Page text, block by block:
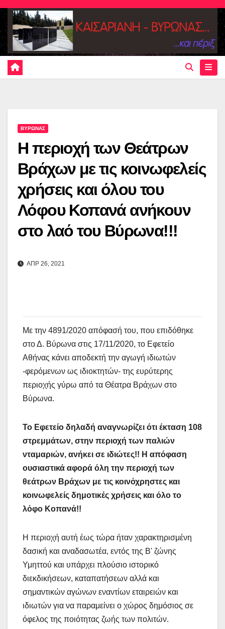
Skip
content
ΒΥΡΩΝΑΣ
Η περιοχή των Θεάτρων
Βράχων με τις κοινωφελείς
χρήσεις και όλου του
Λόφου Κοπανά ανήκουν
στο λαό του Βύρωνα!!!
ΑΠΡ 26, 2021
Με την 4891/2020 απόφασή του, που επιδόθηκε
στο Δ. Βύρωνα στις 17/11/2020, το Εφετείο
Αθήνας κάνει αποδεκτή την αγωγή ιδιωτών
-φερόμενων ως ιδιοκτητών- της ευρύτερης
περιοχής γύρω από τα Θέατρα Βράχων στο
Βύρωνα.
Το Εφετείο δηλαδή αναγνωρίζει ότι έκταση 108
στρεμμάτων, στην περιοχή των παλιών
νταμαριών, ανήκει σε ιδιώτες!! Η απόφαση
ουσιαστικά αφορά όλη την περιοχή των
θεάτρων Βράχων με τις κοινόχρηστες και
κοινωφελείς δημοτικές χρήσεις και όλο το
λόφο Κοπανά!!
Η περιοχή αυτή έως τώρα ήταν χαρακτηρισμένη
δασική και αναδασωτέα, εντός της Β' ζώνης
Υμηττού και υπάρχει πλούσιο ιστορικό
διεκδικήσεων, καταπατήσεων αλλά και
σημαντικών αγώνων εναντίων εταιρειών και
ιδιωτών για να παραμείνει ο χώρος δημόσιος σε
όφελος της ποιότητας ζωής των πολιτών.